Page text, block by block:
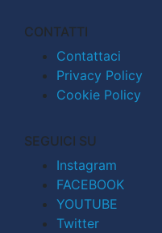
CONTATTI
Contattaci
Privacy Policy
Cookie Policy
SEGUICI SU
Instagram
FACEBOOK
YOUTUBE
Twitter